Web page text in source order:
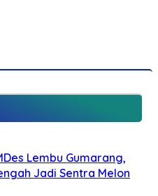
Lembu Gumarang,
Jadi Sentra Melon